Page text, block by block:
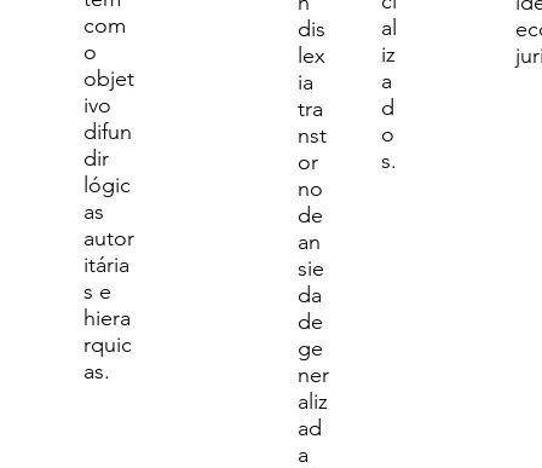
com
o
objet
ivo
difun
dir
lógic
as
autor
itária
s e
hiera
rquic
as.
al
iz
a
d
o
s.
dis
lex
ia
tra
nst
or
no
de
an
sie
da
de
ge
ner
aliz
ad
a